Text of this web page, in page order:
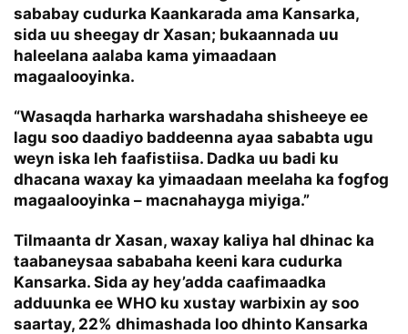
sababay cudurka Kaankarada ama Kansarka,
sida uu sheegay dr Xasan; bukaannada uu
haleelana aalaba kama yimaadaan
magaalooyinka.
“Wasaqda harharka warshadaha shisheeye ee
lagu soo daadiyo baddeenna ayaa sababta ugu
weyn iska leh faafistiisa. Dadka uu badi ku
dhacana waxay ka yimaadaan meelaha ka fogfog
magaalooyinka – macnahayga miyiga.”
Tilmaanta dr Xasan, waxay kaliya hal dhinac ka
taabaneysaa sababaha keeni kara cudurka
Kansarka. Sida ay hey’adda caafimaadka
adduunka ee WHO ku xustay warbixin ay soo
saartay, 22% dhimashada loo dhinto Kansarka